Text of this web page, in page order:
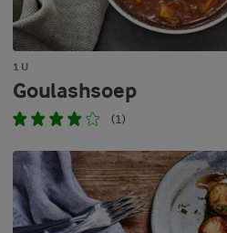
1 U
Goulashsoep
(1)